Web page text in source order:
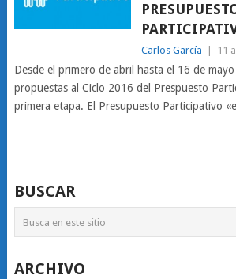
Carlos García 11
Desde el primero de abril hasta el 16 de
propuestas al Ciclo 2016 del Prespuesto
primera etapa. El Presupuesto Participativo
BUSCAR
ARCHIVO